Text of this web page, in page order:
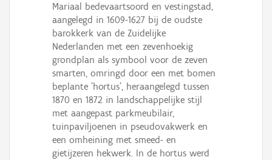
Mariaal bedevaartsoord en vestingstad,
aangelegd in 1609-1627 bij de oudste
barokkerk van de Zuidelijke
Nederlanden met een zevenhoekig
grondplan als symbool voor de zeven
smarten, omringd door een met bomen
beplante 'hortus', heraangelegd tussen
1870 en 1872 in landschappelijke stijl
met aangepast parkmeubilair,
tuinpaviljoenen in pseudovakwerk en
een omheining met smeed- en
gietijzeren hekwerk. In de hortus werd